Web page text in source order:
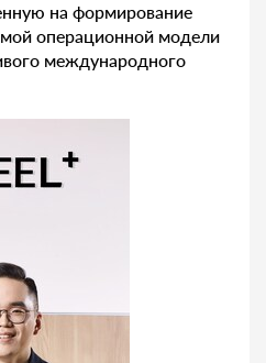
на формирование
операционной модели
международного